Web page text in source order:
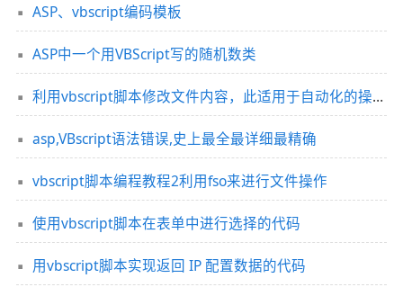
ASP、vbscript编码模板
ASP中一个用VBScript写的随机数类
利用vbscript脚本修改文件内容，此适用于自动化的操作中
asp,VBscript语法错误,史上最全最详细最精确
vbscript脚本编程教程2利用fso来进行文件操作
使用vbscript脚本在表单中进行选择的代码
用vbscript脚本实现返回 IP 配置数据的代码